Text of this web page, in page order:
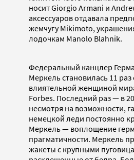
носит Giorgio Armani и
аксессуаров отдавала
жемчугу Mikimoto,
лодочкам Manolo Blahnik.
Федеральный канцлер
Меркель становилась 11 раз
влиятельной женщиной
Forbes. Последний раз — в
несмотря на возможности,
немецкой леди постоянно
Меркель — воплощение
прагматичности. Меркель
жакеты с крупными